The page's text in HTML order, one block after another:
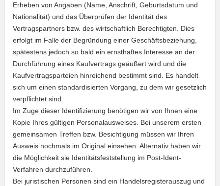
Erheben von Angaben (Name, Anschrift, Geburtsdatum und
Nationalität) und das Überprüfen der Identität des
Vertragspartners bzw. des wirtschaftlich Berechtigten. Dies
erfolgt im Falle der Begründung einer Geschäftsbeziehung,
spätestens jedoch so bald ein ernsthaftes Interesse an der
Durchführung eines Kaufvertrags geäußert wird und die
Kaufvertragsparteien hinreichend bestimmt sind. Es handelt
sich um einen standardisierten Vorgang, zu dem wir gesetzlich
verpflichtet sind.
Im Zuge dieser Identifizierung benötigen wir von Ihnen eine
Kopie Ihres gültigen Personalausweises. Bei unserem ersten
gemeinsamen Treffen bzw. Besichtigung müssen wir Ihren
Ausweis nochmals im Original einsehen. Alternativ haben wir
die Möglichkeit sie Identitätsfeststellung im Post-Ident-
Verfahren durchzuführen.
Bei juristischen Personen sind ein Handelsregisterauszug und